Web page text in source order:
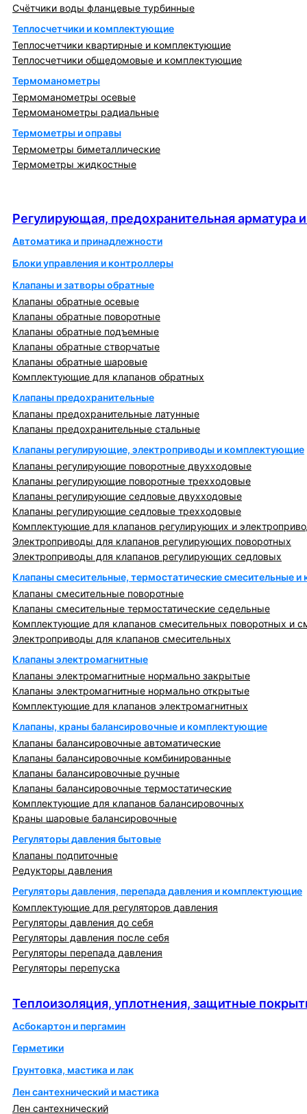
Счётчики воды фланцевые турбинные
Теплосчетчики и комплектующие
Теплосчетчики квартирные и комплектующие
Теплосчетчики общедомовые и комплектующие
Термоманометры
Термоманометры осевые
Термоманометры радиальные
Термометры и оправы
Термометры биметаллические
Термометры жидкостные
Регулирующая, предохранительная арматура
Автоматика и принадлежности
Блоки управления и контроллеры
Клапаны и затворы обратные
Клапаны обратные осевые
Клапаны обратные поворотные
Клапаны обратные подъемные
Клапаны обратные створчатые
Клапаны обратные шаровые
Комплектующие для клапанов обратных
Клапаны предохранительные
Клапаны предохранительные латунные
Клапаны предохранительные стальные
Клапаны регулирующие, электроприводы и комплектующие
Клапаны регулирующие поворотные двухходовые
Клапаны регулирующие поворотные трехходовые
Клапаны регулирующие седловые двухходовые
Клапаны регулирующие седловые трехходовые
Комплектующие для клапанов регулирующих и
Электроприводы для клапанов регулирующих поворотных
Электроприводы для клапанов регулирующих седловых
Клапаны смесительные, термостатические смесительные
Клапаны смесительные поворотные
Клапаны смесительные термостатические седельные
Комплектующие для клапанов смесительных поворотных и
Электроприводы для клапанов смесительных
Клапаны электромагнитные
Клапаны электромагнитные нормально закрытые
Клапаны электромагнитные нормально открытые
Комплектующие для клапанов электромагнитных
Клапаны, краны балансировочные и комплектующие
Клапаны балансировочные автоматические
Клапаны балансировочные комбинированные
Клапаны балансировочные ручные
Клапаны балансировочные термостатические
Комплектующие для клапанов балансировочных
Краны шаровые балансировочные
Регуляторы давления бытовые
Клапаны подпиточные
Редукторы давления
Регуляторы давления, перепада давления и комплектующие
Комплектующие для регуляторов давления
Регуляторы давления до себя
Регуляторы давления после себя
Регуляторы перепада давления
Регуляторы перепуска
Теплоизоляция, уплотнения, защитные
Асбокартон и пергамин
Герметики
Грунтовка, мастика и лак
Лен сантехнический и мастика
Лен сантехнический